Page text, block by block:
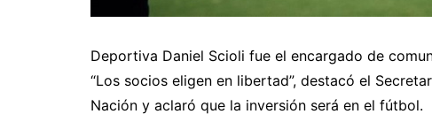
Deportiva Daniel Scioli fue el encargado de
“Los socios eligen en libertad”, destacó el
Nación y aclaró que la inversión será en el fútbol.